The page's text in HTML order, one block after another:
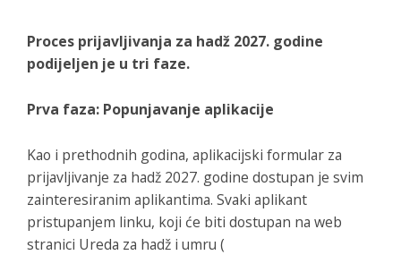
Proces prijavljivanja za hadž 2027. godine
podijeljen je u tri faze.
Prva faza: Popunjavanje aplikacije
Kao i prethodnih godina, aplikacijski formular za
prijavljivanje za hadž 2027. godine dostupan je svim
zainteresiranim aplikantima. Svaki aplikant
pristupanjem linku, koji će biti dostupan na web
stranici Ureda za hadž i umru (